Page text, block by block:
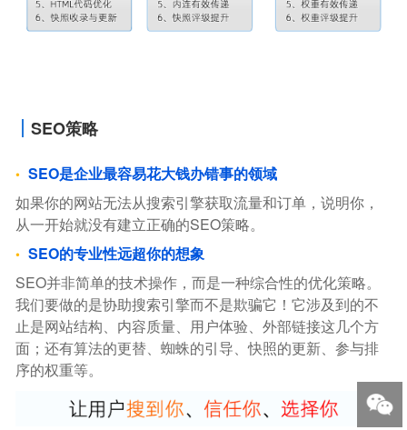
SEO策略
SEO是企业最容易花大钱办错事的领域
如果你的网站无法从搜索引擎获取流量和订单，说明你，
从一开始就没有建立正确的SEO策略。
SEO的专业性远超你的想象
SEO并非简单的技术操作，而是一种综合性的优化策略。
我们要做的是协助搜索引擎而不是欺骗它！它涉及到的不
止是网站结构、内容质量、用户体验、外部链接这几个方
面；还有算法的更替、蜘蛛的引导、快照的更新、参与排
序的权重等。